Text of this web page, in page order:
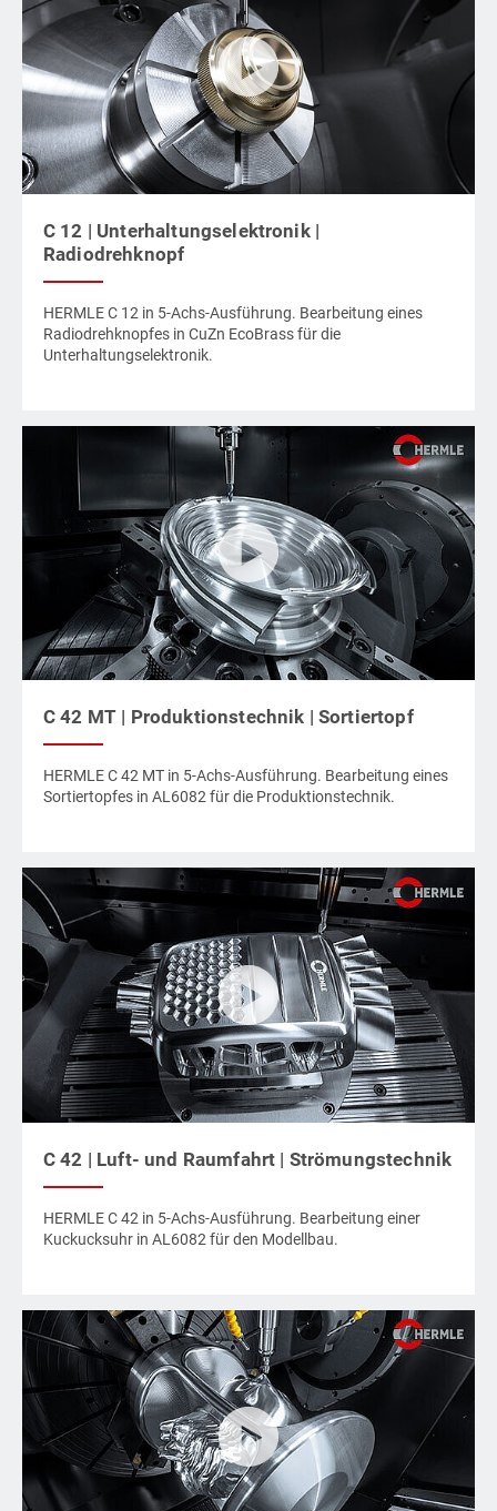
C 12 | Unterhaltungselektronik |
Radiodrehknopf
HERMLE C 12 in 5-Achs-Ausführung. Bearbeitung eines
Radiodrehknopfes in CuZn EcoBrass für die
Unterhaltungselektronik.
C 42 MT | Produktionstechnik | Sortiertopf
HERMLE C 42 MT in 5-Achs-Ausführung. Bearbeitung eines
Sortiertopfes in AL6082 für die Produktionstechnik.
C 42 | Luft- und Raumfahrt | Strömungstechnik
HERMLE C 42 in 5-Achs-Ausführung. Bearbeitung einer
Kuckucksuhr in AL6082 für den Modellbau.